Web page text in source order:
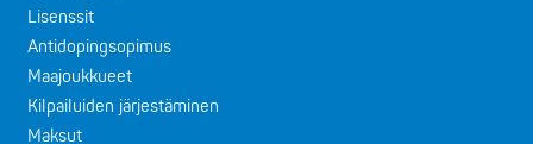
Lisenssit
Antidopingsopimus
Maajoukkueet
Kilpailuiden järjestäminen
Maksut